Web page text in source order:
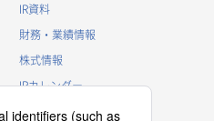
IR資料
財務・業績情報
株式情報
IRカレンダー
IRに関するよくあるご質問